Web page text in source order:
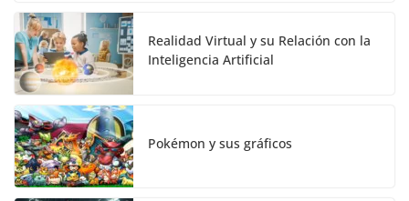
Realidad Virtual y su Relación con la
Inteligencia Artificial
Pokémon y sus gráficos